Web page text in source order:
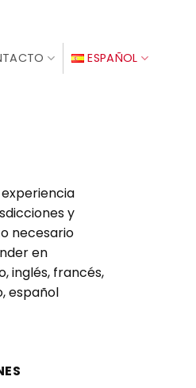
ESPAÑOL
y
necesario
en
inglés, francés,
español